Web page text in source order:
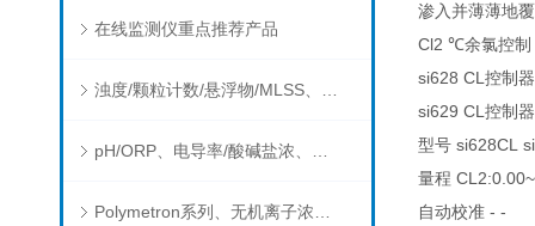
在线监测仪重点推荐产品
渗入并薄薄地
Cl2 ℃余氯控制
si628 CL控制
si629 CL控制
型号 si628CL
量程
自动校准 - -